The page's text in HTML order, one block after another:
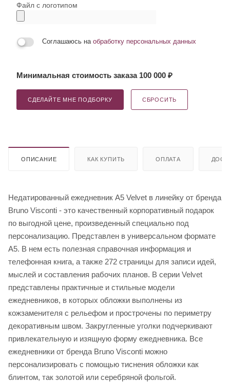
Файл с логотипом
Соглашаюсь на обработку персональных данных
Минимальная стоимость заказа 100 000 ₽
СДЕЛАЙТЕ МНЕ ПОДБОРКУ СБРОСИТЬ
ОПИСАНИЕ КАК КУПИТЬ ОПЛАТА
Недатированный ежедневник A5 Velvet в линейку от бренда
Bruno Visconti - это качественный корпоративный подарок
по выгодной цене, произведенный специально под
персонализацию. Представлен в универсальном формате
А5. В нем есть полезная справочная информация и
телефонная книга, а также 272 страницы для записи идей,
мыслей и составления рабочих планов. В серии Velvet
представлены практичные и стильные модели
ежедневников, в которых обложки выполнены из
кожзаменителя с рельефом и прострочены по периметру
декоративным швом. Закругленные уголки подчеркивают
привлекательную и изящную форму ежедневника. Все
ежедневники от бренда Bruno Visconti можно
персонализировать с помощью тиснения обложки как
блинтом, так золотой или серебряной фольгой.